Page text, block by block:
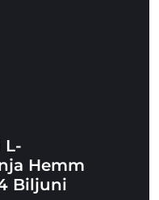
L-
Hemm
Biljuni